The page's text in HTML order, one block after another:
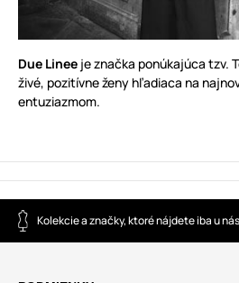
Due Linee je značka ponúkajúca tzv.
živé, pozitívne ženy hľadiaca na
entuziazmom.
Kolekcie a značky, ktoré nájdete iba u nás